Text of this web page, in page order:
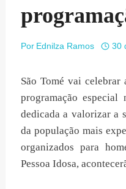
Por Ednilza Ramos 30
São Tomé vai celebrar
programação
dedicada a valorizar a
da população mais
organizados para
Pessoa Idosa,